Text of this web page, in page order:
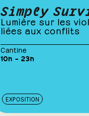
Simply
Lumière sur les
liées aux conflits
Cantine
10h – 23h
EXPOSITION